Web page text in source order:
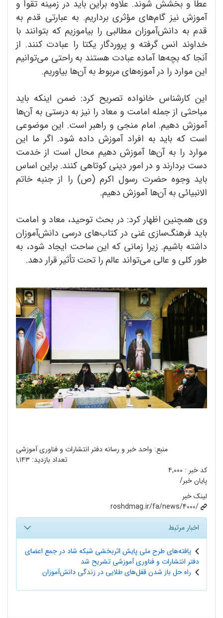
عطا و بخشش شوند. علاوه براین باید در زمینه تقوا و
آموزش نیز گام‌های مؤثری برداریم. به عبارتی قدم به
قدم به دانش‌آموزان مطالبی را بیاموزیم که بتوانند با
خداوند انس گرفته و پروردگار یکتا را عبادت کنند. از
آنجا که بچه‌ها آماده عبادت هستند به راحتی می‌توانیم
این موارد را در آموزه‌های مربوط به آن‌ها بیاوریم.
این کارشناس خانواده تصریح کرد: ضمن اینکه باید
مباحثی از جمله امامت و معاد را نیز به درستی به آن‌ها
آموزش دهیم. امام منجی و راهبر است. این موضوعی
است که باید به افراد آموزش داده شود. اگر ما این
موارد را به آن‌ها آموزش دهیم محال است از خدمت
دست بردارند و در امور دینی کوتاهی کنند. براین اساس
باید وجوه حضرت رسول اکرم (ص) را از جنبه خاتم
الانبیائی به آن‌ها آموزش دهیم.
وی همچنین اظهار کرد: در بحث توحید، معاد و امامت
باید فرهنگ‌سازی غنی در کتاب‌های درسی دانش‌آموزان
داشته باشیم. زیرا زمانی که این ساحت ایجاد شود، به
طور کلی و عالی می‌تواند عالم را تحت تأثیر قرار دهد.
منبع: واحد خبر و رسانه دفتر انتشارات و فناوری آموزشی
تعداد بازدید: ۱,۱۴۳
کد خبر : ۴,۰۰۰
پایان خبر/
لینک خبر
roshdmag.ir/fa/news/4000/
اخبار مرتبط
یافته‌‌های طرح ملی پایش اثربخشی شبکه شاد در جمع اعضای
دفتر انتشارات و فناوری آموزشی تشریح شد
راه حل باز شدن قفل‌های طلایی در زندگی دانش‌آموزان